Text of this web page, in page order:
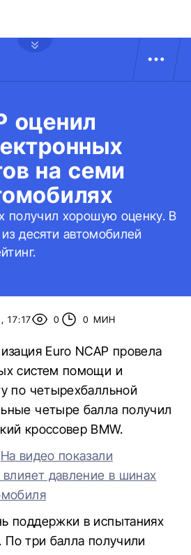
оценил
на семи
получил хорошую оценку. В
десяти автомобилей
17:17 0 0 МИН
Euro NCAP провела
систем помощи и
по четырехбалльной
четыре балла получил
кроссовер BMW.
На видео показали
влияет давление в шинах
поддержки в испытаниях
. По три балла получили